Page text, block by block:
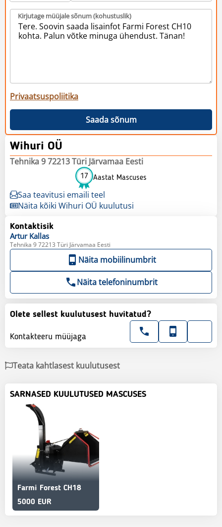
Kirjutage müüjale sõnum (kohustuslik)
Privaatsuspoliitika
Saada sõnum
Wihuri OÜ
Tehnika 9 72213 Türi Järvamaa Eesti
17 Aastat Mascuses
Saa teavitusi emaili teel
Näita kõiki Wihuri OÜ kuulutusi
Kontaktisik
Artur Kallas
Tehnika 9 72213 Türi Järvamaa Eesti
Näita mobiilinumbrit
Näita telefoninumbrit
Olete sellest kuulutusest huvitatud?
Kontakteeru müüjaga
Teata kahtlasest kuulutusest
SARNASED KUULUTUSED MASCUSES
Farmi Forest CH18
5000 EUR